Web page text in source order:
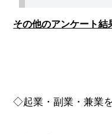
その他のアンケート結
◇起業・副業・兼業